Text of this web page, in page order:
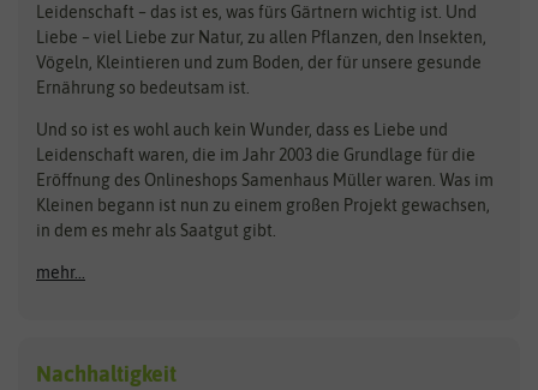
Obstsamen
Pilzbrut
Rasensamen
Steckzwiebeln
Zimmer & Kübelpflanzen
Kataloge
Schnäppchen
Anzucht & Gartenzubehör
Anzuchtschalen
Bingenheimer Saatgut
BioBalu
Bionana
BIOWOL
Blumicorn
Bûten Birds
Carl Pabst
Dürr-Samen
elho
Feldsaaten Freudenberger
Fertil
Flora Elite
Leidenschaft – das ist es, was fürs Gärtnern wichtig ist. Und
Liebe – viel Liebe zur Natur, zu allen Pflanzen, den Insekten,
Vögeln, Kleintieren und zum Boden, der für unsere gesunde
Ernährung so bedeutsam ist.
Und so ist es wohl auch kein Wunder, dass es Liebe und
Leidenschaft waren, die im Jahr 2003 die Grundlage für die
Eröffnung des Onlineshops Samenhaus Müller waren. Was im
Kleinen begann ist nun zu einem großen Projekt gewachsen,
in dem es mehr als Saatgut gibt.
mehr...
Nachhaltigkeit